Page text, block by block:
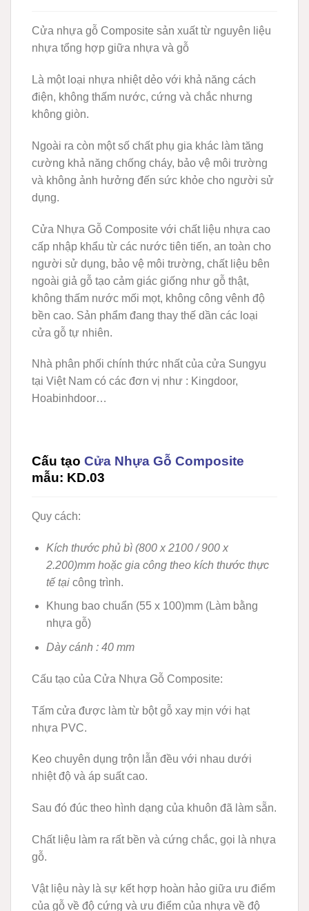
Cửa nhựa gỗ Composite sản xuất từ nguyên liệu
nhựa tổng hợp giữa nhựa và gỗ
Là một loại nhựa nhiệt dẻo với khả năng cách
điện, không thấm nước, cứng và chắc nhưng
không giòn.
Ngoài ra còn một số chất phụ gia khác làm tăng
cường khả năng chống cháy, bảo vệ môi trường
và không ảnh hưởng đến sức khỏe cho người sử
dụng.
Cửa Nhựa Gỗ Composite với chất liệu nhựa cao
cấp nhập khẩu từ các nước tiên tiến, an toàn cho
người sử dụng, bảo vệ môi trường, chất liệu bên
ngoài giả gỗ tạo cảm giác giống như gỗ thật,
không thấm nước mối mọt, không công vênh độ
bền cao. Sản phẩm đang thay thế dần các loại
cửa gỗ tự nhiên.
Nhà phân phối chính thức nhất của cửa Sungyu
tại Việt Nam có các đơn vị như : Kingdoor,
Hoabinhdoor…
Cấu tạo Cửa Nhựa Gỗ Composite
mẫu: KD.03
Quy cách:
Kích thước phủ bì (800 x 2100 / 900 x
2.200)mm hoặc gia công theo kích thước thực
tế tại công trình.
Khung bao chuẩn (55 x 100)mm (Làm bằng
nhựa gỗ)
Dày cánh : 40 mm
Cấu tạo của Cửa Nhựa Gỗ Composite:
Tấm cửa được làm từ bột gỗ xay mịn với hạt
nhựa PVC.
Keo chuyên dụng trộn lẫn đều với nhau dưới
nhiệt độ và áp suất cao.
Sau đó đúc theo hình dạng của khuôn đã làm sẵn.
Chất liệu làm ra rất bền và cứng chắc, gọi là nhựa
gỗ.
Vật liệu này là sự kết hợp hoàn hảo giữa ưu điểm
của gỗ về độ cứng và ưu điểm của nhựa về độ